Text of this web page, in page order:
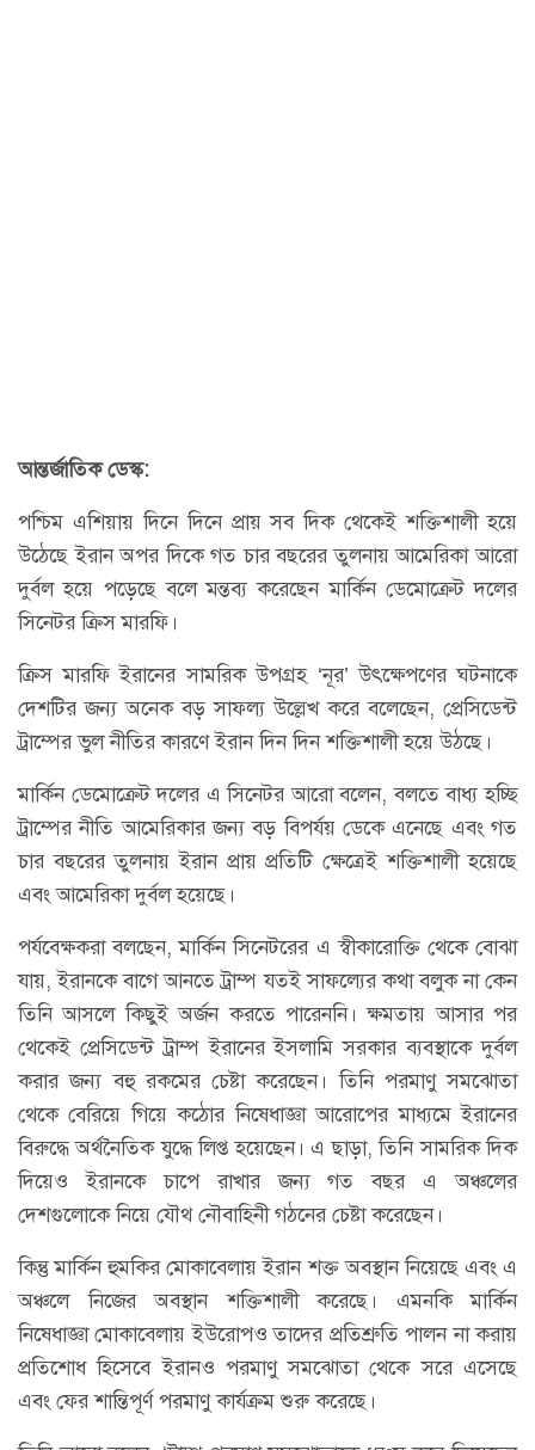
আন্তর্জাতিক ডেস্ক:
পশ্চিম এশিয়ায় দিনে দিনে প্রায় সব দিক থেকেই শক্তিশালী হয়ে
উঠেছে ইরান অপর দিকে গত চার বছরের তুলনায় আমেরিকা আরো
দুর্বল হয়ে পড়েছে বলে মন্তব্য করেছেন মার্কিন ডেমোক্রেট দলের
সিনেটর ক্রিস মারফি।
ক্রিস মারফি ইরানের সামরিক উপগ্রহ ‘নূর’ উৎক্ষেপণের ঘটনাকে
দেশটির জন্য অনেক বড় সাফল্য উল্লেখ করে বলেছেন, প্রেসিডেন্ট
ট্রাম্পের ভুল নীতির কারণে ইরান দিন দিন শক্তিশালী হয়ে উঠছে।
মার্কিন ডেমোক্রেট দলের এ সিনেটর আরো বলেন, বলতে বাধ্য হচ্ছি
ট্রাম্পের নীতি আমেরিকার জন্য বড় বিপর্যয় ডেকে এনেছে এবং গত
চার বছরের তুলনায় ইরান প্রায় প্রতিটি ক্ষেত্রেই শক্তিশালী হয়েছে
এবং আমেরিকা দুর্বল হয়েছে।
পর্যবেক্ষকরা বলছেন, মার্কিন সিনেটরের এ স্বীকারোক্তি থেকে বোঝা
যায়, ইরানকে বাগে আনতে ট্রাম্প যতই সাফল্যের কথা বলুক না কেন
তিনি আসলে কিছুই অর্জন করতে পারেননি। ক্ষমতায় আসার পর
থেকেই প্রেসিডেন্ট ট্রাম্প ইরানের ইসলামি সরকার ব্যবস্থাকে দুর্বল
করার জন্য বহু রকমের চেষ্টা করেছেন। তিনি পরমাণু সমঝোতা
থেকে বেরিয়ে গিয়ে কঠোর নিষেধাজ্ঞা আরোপের মাধ্যমে ইরানের
বিরুদ্ধে অর্থনৈতিক যুদ্ধে লিপ্ত হয়েছেন। এ ছাড়া, তিনি সামরিক দিক
দিয়েও ইরানকে চাপে রাখার জন্য গত বছর এ অঞ্চলের
দেশগুলোকে নিয়ে যৌথ নৌবাহিনী গঠনের চেষ্টা করেছেন।
কিন্তু মার্কিন হুমকির মোকাবেলায় ইরান শক্ত অবস্থান নিয়েছে এবং এ
অঞ্চলে নিজের অবস্থান শক্তিশালী করেছে। এমনকি মার্কিন
নিষেধাজ্ঞা মোকাবেলায় ইউরোপও তাদের প্রতিশ্রুতি পালন না করায়
প্রতিশোধ হিসেবে ইরানও পরমাণু সমঝোতা থেকে সরে এসেছে
এবং ফের শান্তিপূর্ণ পরমাণু কার্যক্রম শুরু করেছে।